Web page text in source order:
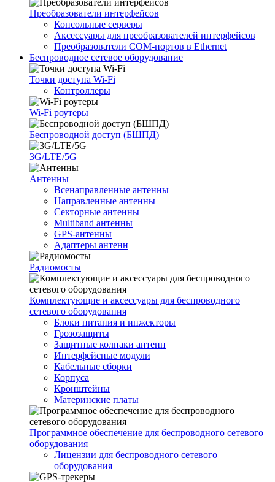
Преобразователи интерфейсов
Консольные серверы
Аксессуары для преобразователей интерфейсов
Преобразователи COM-портов в Ethernet
Беспроводное сетевое оборудование
Точки доступа Wi-Fi
Контроллеры
Wi-Fi роутеры
Беспроводной доступ (БШПД)
3G/LTE/5G
Антенны
Всенаправленные антенны
Направленные антенны
Секторные антенны
Multiband антенны
GPS-антенны
Адаптеры антенн
Радиомосты
Комплектующие и аксессуары для беспроводного
сетевого оборудования
Блоки питания и инжекторы
Грозозащиты
Защитные колпаки антенн
Интерфейсные модули
Кабельные сборки
Корпуса
Кронштейны
Материнские платы
Программное обеспечение для беспроводного сетевого
оборудования
Лицензии для беспроводного сетевого
оборудования